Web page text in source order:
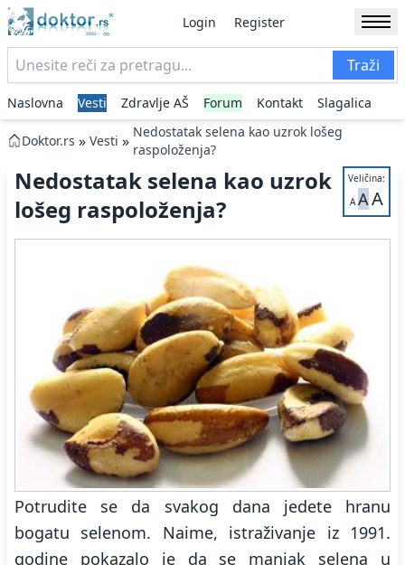
Login Register
Traži
Naslovna Vesti Zdravlje AŠ Forum Kontakt Slagalica
Doktor.rs » Vesti » Nedostatak selena kao uzrok lošeg
raspoloženja?
Veličina:
A AA
Nedostatak selena kao uzrok
lošeg raspoloženja?
Potrudite se da svakog dana jedete hranu
bogatu selenom. Naime, istraživanje iz 1991.
godine pokazalo je da se manjak selena u